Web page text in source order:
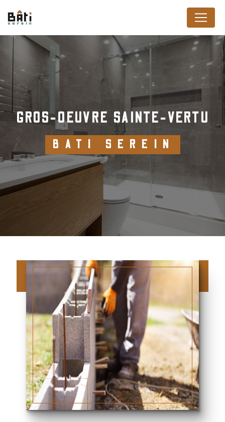
GROS-OEUVRE SAINTE-VERTU
BATI SEREIN